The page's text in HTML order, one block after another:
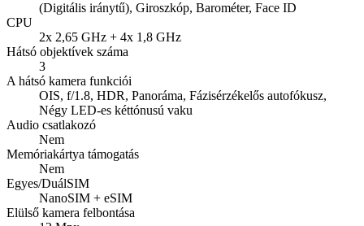
(Digitális iránytű), Giroszkóp, Barométer, Face ID
CPU
2x 2,65 GHz + 4x 1,8 GHz
Hátsó objektívek száma
3
A hátsó kamera funkciói
OIS, f/1.8, HDR, Panoráma, Fázisérzékelős autofókusz,
Négy LED-es kéttónusú vaku
Audio csatlakozó
Nem
Memóriakártya támogatás
Nem
Egyes/DuálSIM
NanoSIM + eSIM
Elülső kamera felbontása